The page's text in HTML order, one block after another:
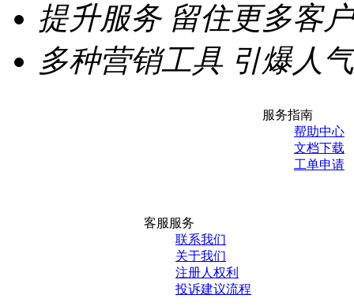
提升服务 留住更多客户
多种营销工具 引爆人气
服务指南
帮助中心
文档下载
工单申请
客服服务
联系我们
关于我们
注册人权利
投诉建议流程